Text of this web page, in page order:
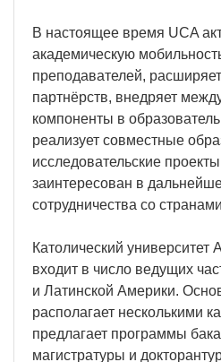
В настоящее время UCA
академическую
преподавателей,
партнёрств, внедряет
компоненты в
реализует совместные
исследовательские
заинтересован в
сотрудничества со
Католический университет
входит в число ведущих
и Латинской Америки.
располагает несколькими
предлагает программы
магистратуры и